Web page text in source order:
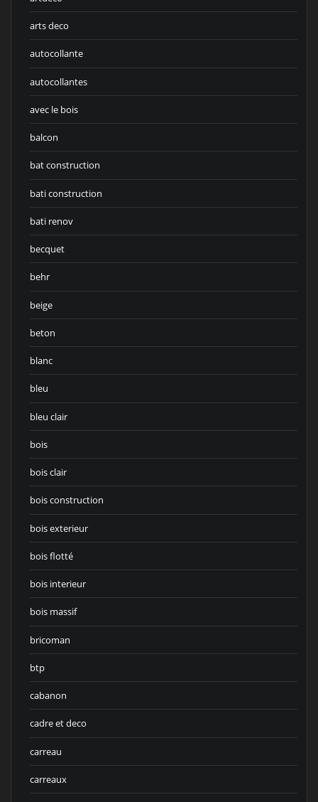
arts deco
autocollante
autocollantes
avec le bois
balcon
bat construction
bati construction
bati renov
becquet
behr
beige
beton
blanc
bleu
bleu clair
bois
bois clair
bois construction
bois exterieur
bois flotté
bois interieur
bois massif
bricoman
btp
cabanon
cadre et deco
carreau
carreaux